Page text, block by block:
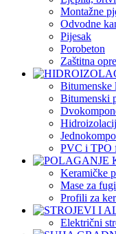
Montažne
Odvodne
Pijesak
Porobeton
Zaštitna
Bitumenske
Bitumenski
PVC i TPO
Keramičke
Mase za
Profili za
Električni